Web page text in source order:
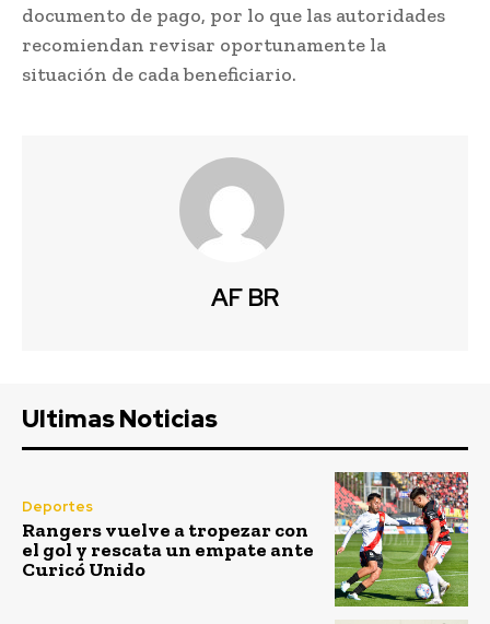
documento de pago, por lo que las autoridades
recomiendan revisar oportunamente la
situación de cada beneficiario.
AF BR
Ultimas Noticias
Deportes
Rangers vuelve a tropezar con
el gol y rescata un empate ante
Curicó Unido